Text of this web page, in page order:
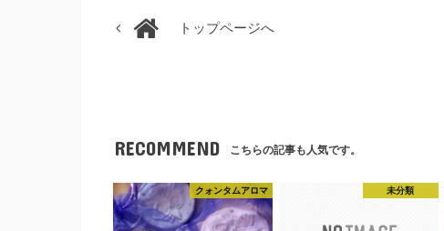
トップページへ
RECOMMEND こちらの記事も人気です。
クォンタムアロマ 未分類